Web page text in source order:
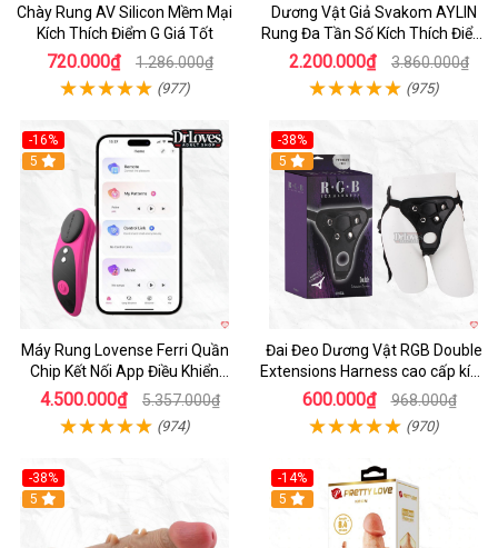
Chày Rung AV Silicon Mềm Mại
Kích Thích Điểm G Giá Tốt
720.000₫ 1.286.000₫
(977)
Dương Vật Giả Svakom AYLIN
Rung Đa Tần Số Kích Thích Điểm
G
2.200.000₫ 3.860.000₫
(975)
-16%
Hot
5
Máy Rung Lovense Ferri Quần
Chip Kết Nối App Điều Khiển
Thông Minh
4.500.000₫ 5.357.000₫
(974)
-38%
Hot
5
Đai Đeo Dương Vật RGB Double
Extensions Harness cao cấp kích
thích
600.000₫ 968.000₫
(970)
-38%
5
-14%
5